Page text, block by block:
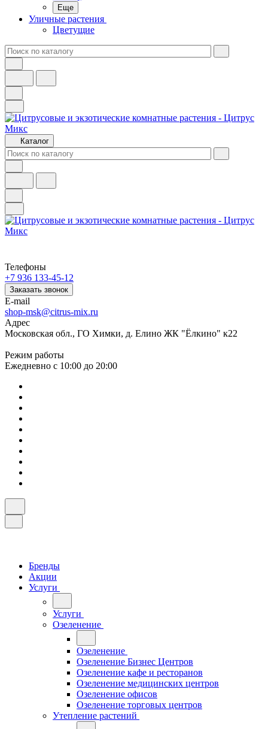
Еще
Уличные растения
Цветущие
Каталог
Телефоны
+7 936 133-45-12
Заказать звонок
E-mail
shop-msk@citrus-mix.ru
Адрес
Московская обл., ГО Химки, д. Елино ЖК "Ёлкино" к22
Режим работы
Ежедневно с 10:00 до 20:00
Бренды
Акции
Услуги
Услуги
Озеленение
Озеленение
Озеленение Бизнес Центров
Озеленение кафе и ресторанов
Озеленение медицинских центров
Озеленение офисов
Озеленение торговых центров
Утепление растений